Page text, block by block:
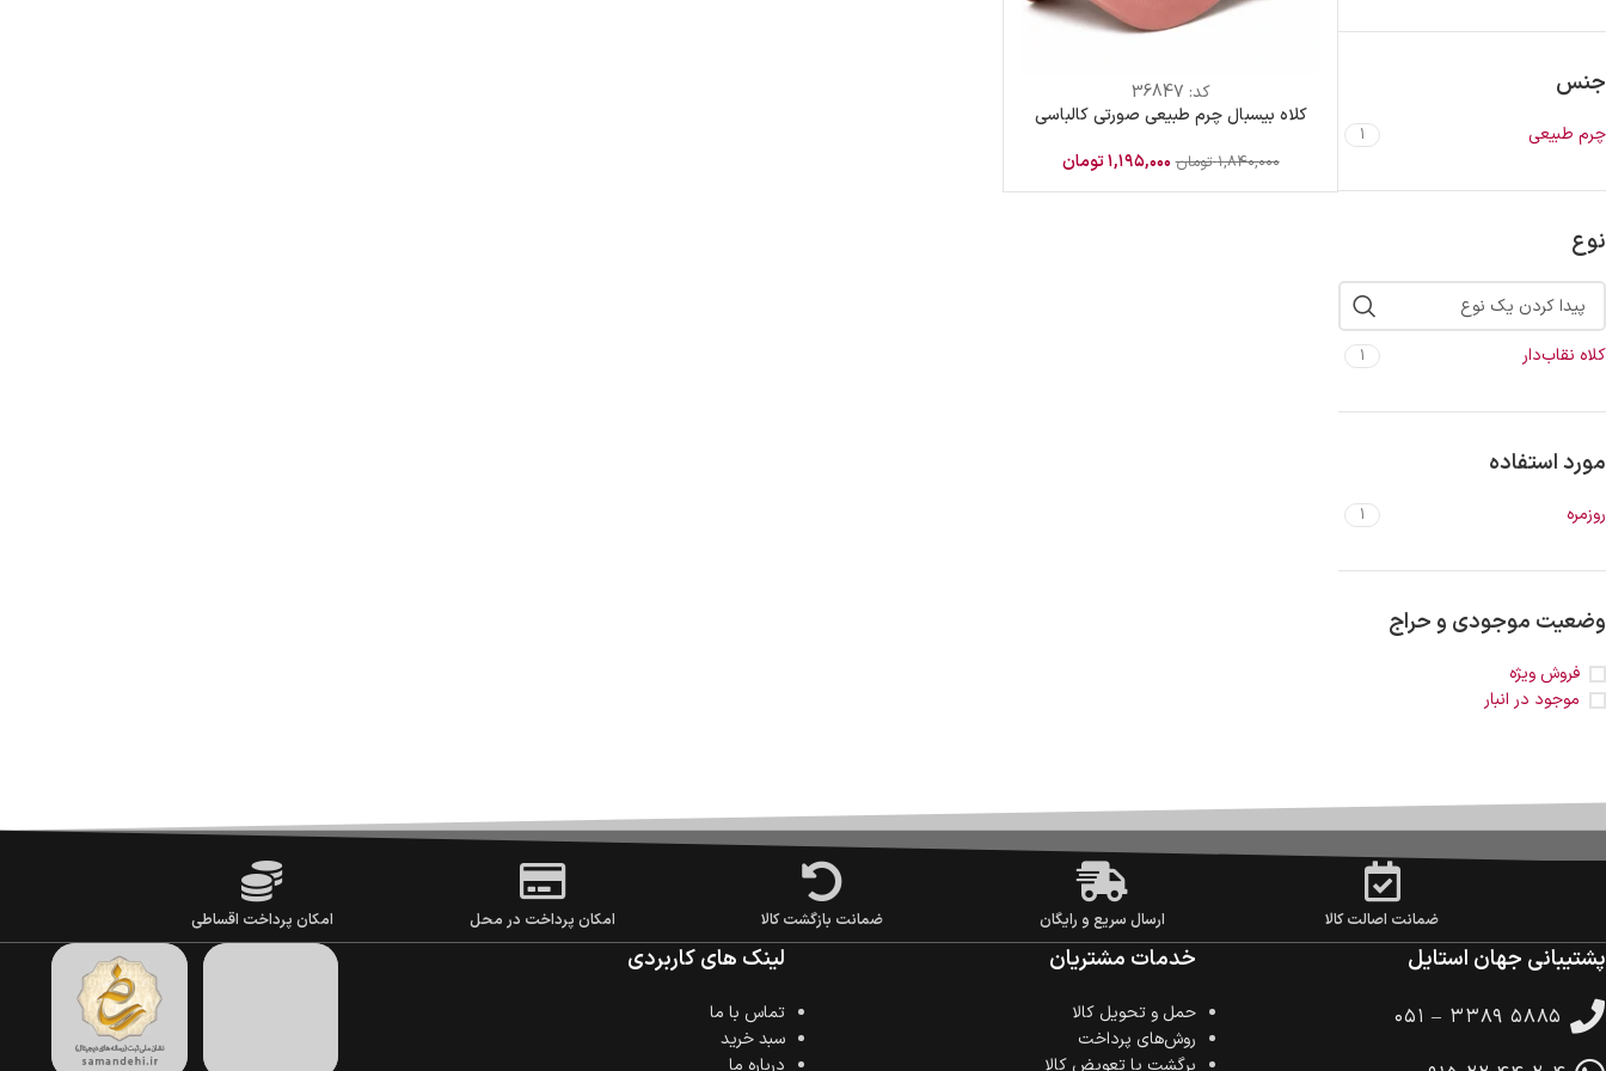
جنس
چرم طبیعی 1
نوع
کلاه نقاب‌دار 1
مورد استفاده
روزمره 1
وضعیت موجودی و حراج
فروش ویژه
موجود در انبار
کد: 36847
کلاه بیسبال چرم طبیعی صورتی کالباسی
۱,۸۴۰,۰۰۰ تومان ۱,۱۹۵,۰۰۰تومان
ضمانت اصالت کالا ارسال سریع و رایگان ضمانت بازگشت کالا امکان پرداخت در محل امکان پرداخت اقساطی
پشتیبانی جهان استایل
۰۵۱ – ۳۳۸۹ ۵۸۸۵
خدمات مشتریان
حمل‌ و تحویل کالا
روش‌های پرداخت
برگشت یا تعویض کالا
لینک های کاربردی
تماس با ما
سبد خرید
درباره ما